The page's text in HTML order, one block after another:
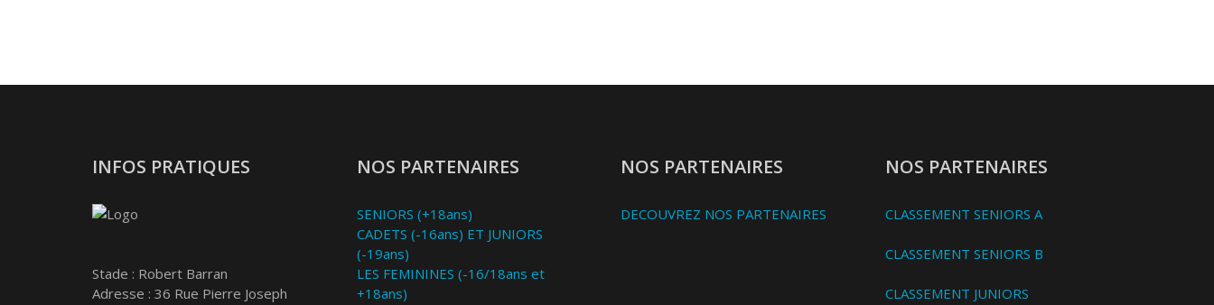
INFOS PRATIQUES
Stade : Robert Barran
Adresse : 36 Rue Pierre Joseph
NOS PARTENAIRES
SENIORS (+18ans)
CADETS (-16ans) ET JUNIORS
(-19ans)
LES FEMININES (-16/18ans et
+18ans)
NOS PARTENAIRES
DECOUVREZ NOS PARTENAIRES
NOS PARTENAIRES
CLASSEMENT SENIORS A
CLASSEMENT SENIORS B
CLASSEMENT JUNIORS